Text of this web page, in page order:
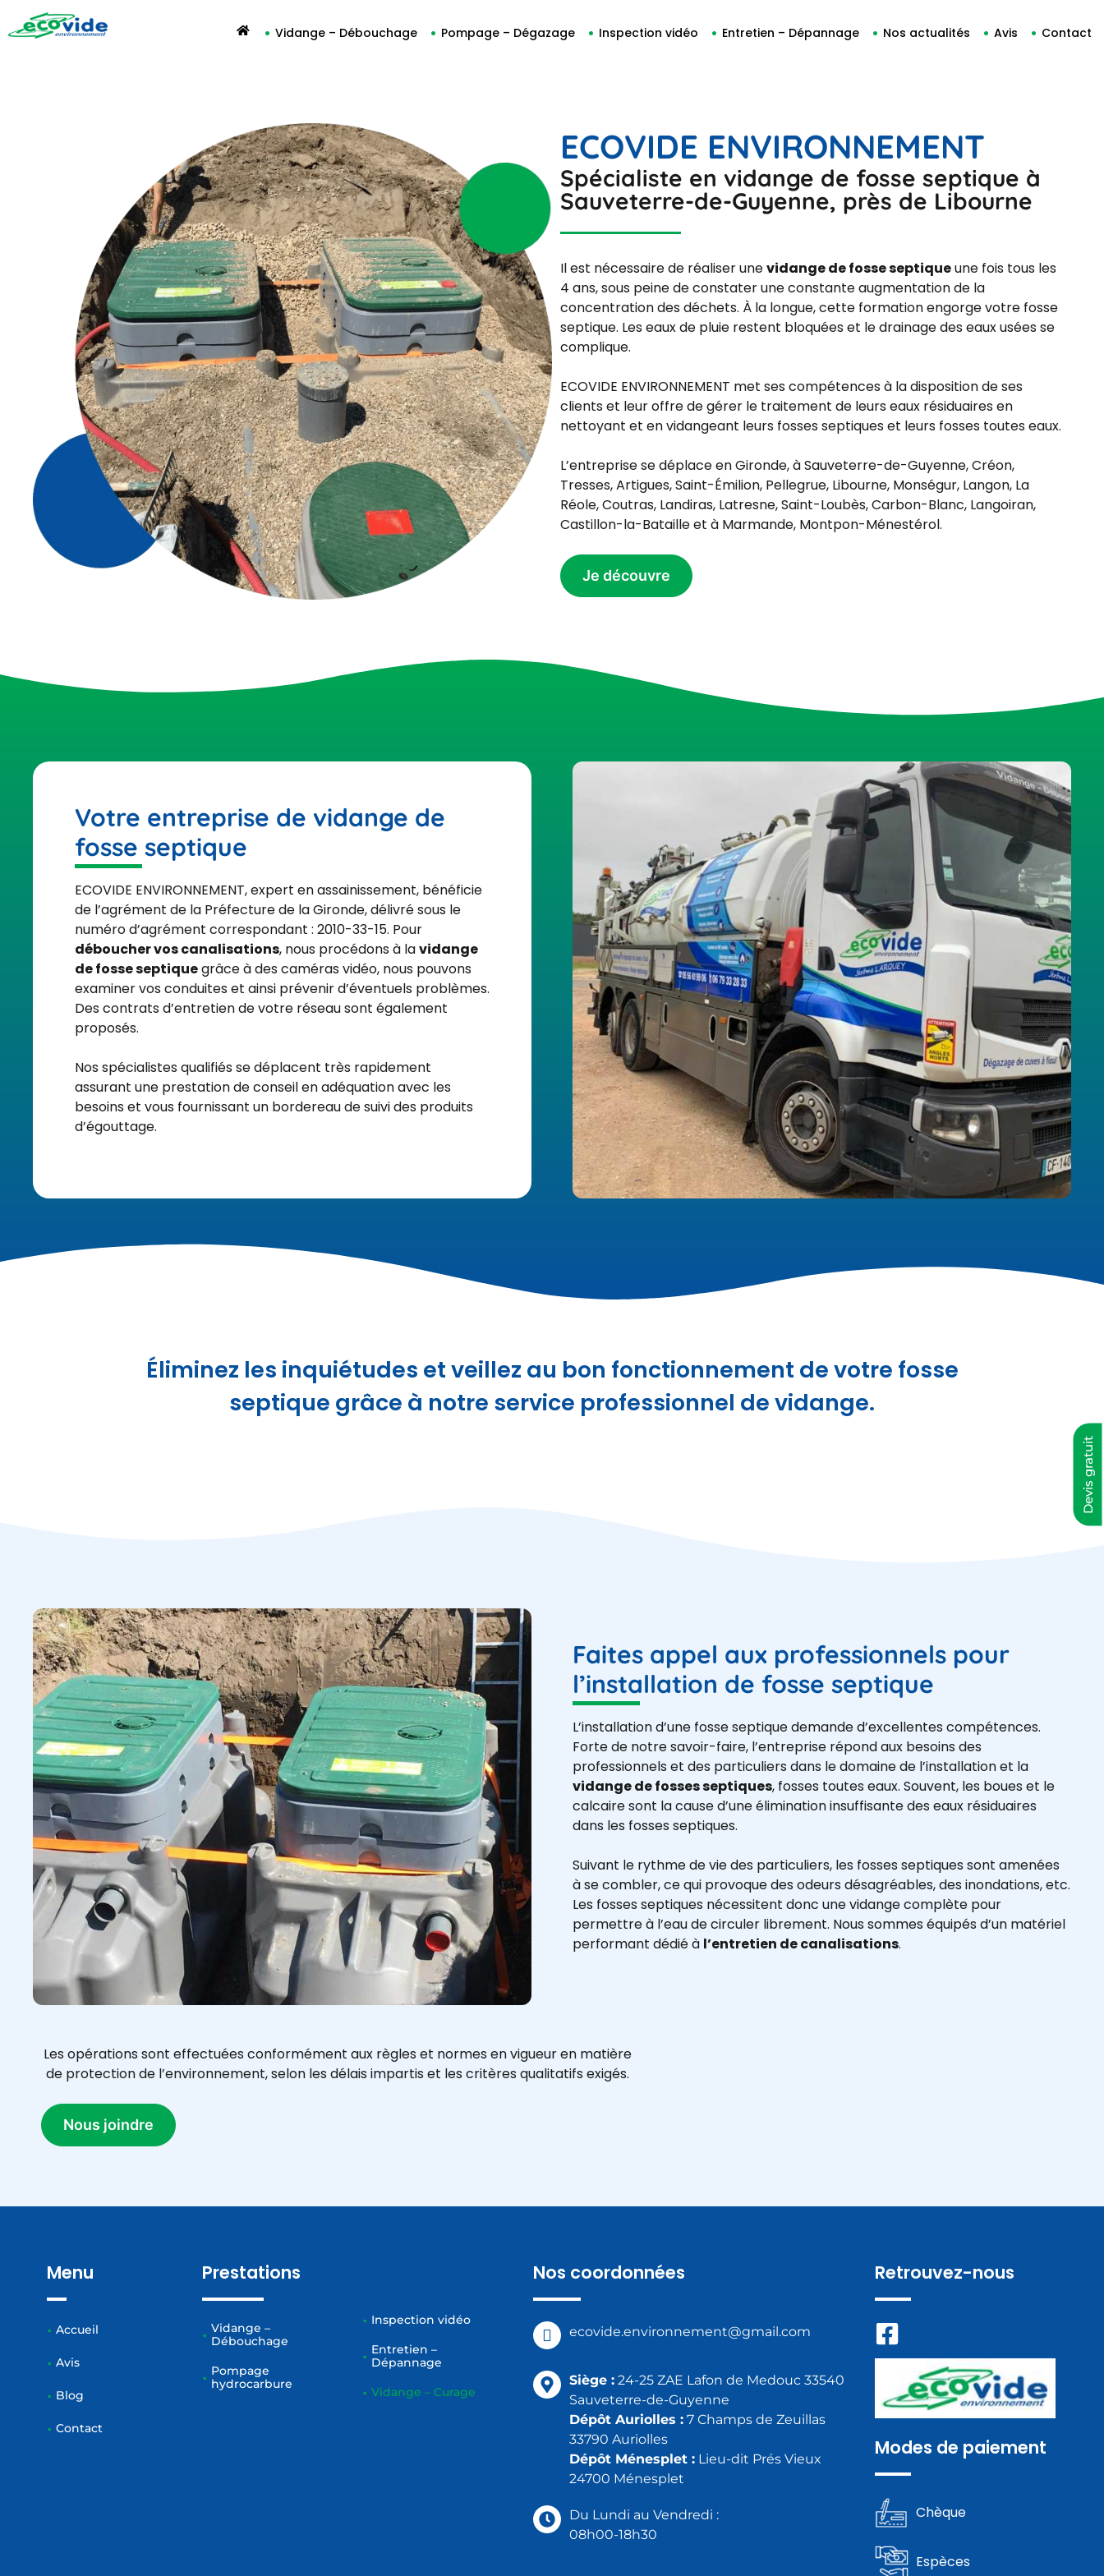
Vidange – Débouchage Pompage – Dégazage Inspection vidéo Entretien – Dépannage Nos actualités Avis Contact
ECOVIDE ENVIRONNEMENT
Spécialiste en vidange de fosse septique à
Sauveterre-de-Guyenne, près de Libourne
Il est nécessaire de réaliser unevidange de fosse septiqueune fois tous les
4 ans, sous peine de constater une constante augmentation de la
concentration des déchets. À la longue, cette formation engorge votre fosse
septique. Les eaux de pluie restent bloquées et le drainage des eaux usées se
complique.
ECOVIDE ENVIRONNEMENT met ses compétences à la disposition de ses
clients et leur offre de gérer le traitement de leurs eaux résiduaires en
nettoyant et en vidangeant leurs fosses septiques et leurs fosses toutes eaux.
L’entreprise se déplace en Gironde, à Sauveterre-de-Guyenne, Créon,
Tresses, Artigues, Saint-Émilion, Pellegrue, Libourne, Monségur, Langon, La
Réole, Coutras, Landiras, Latresne, Saint-Loubès, Carbon-Blanc, Langoiran,
Castillon-la-Bataille et à Marmande, Montpon-Ménestérol.
Je découvre
Votre entreprise de vidange de
fosse septique
ECOVIDE ENVIRONNEMENT, expert en assainissement, bénéficie
de l’agrément de la Préfecture de la Gironde, délivré sous le
numéro d’agrément correspondant : 2010-33-15. Pour
déboucher vos canalisations, nous procédons à lavidange
de fosse septiquegrâce à des caméras vidéo, nous pouvons
examiner vos conduites et ainsi prévenir d’éventuels problèmes.
Des contrats d’entretien de votre réseau sont également
proposés.
Nos spécialistes qualifiés se déplacent très rapidement
assurant une prestation de conseil en adéquation avec les
besoins et vous fournissant un bordereau de suivi des produits
d’égouttage.
Éliminez les inquiétudes et veillez au bon fonctionnement de votre fosse
septique grâce à notre service professionnel de vidange.
Faites appel aux professionnels pour
l’installation de fosse septique
L’installation d’une fosse septique demande d’excellentes compétences.
Forte de notre savoir-faire, l’entreprise répond aux besoins des
professionnels et des particuliers dans le domaine de l’installation et la
vidange de fosses septiques, fosses toutes eaux. Souvent, les boues et le
calcaire sont la cause d’une élimination insuffisante des eaux résiduaires
dans les fosses septiques.
Suivant le rythme de vie des particuliers, les fosses septiques sont amenées
à se combler, ce qui provoque des odeurs désagréables, des inondations, etc.
Les fosses septiques nécessitent donc une vidange complète pour
permettre à l’eau de circuler librement. Nous sommes équipés d’un matériel
performant dédié à l’entretien de canalisations.
Les opérations sont effectuées conformément aux règles et normes en vigueur en matière
de protection de l’environnement, selon les délais impartis et les critères qualitatifs exigés.
Nous joindre
Menu
Accueil
Avis
Blog
Contact
Prestations
Vidange –
Débouchage
Pompage
hydrocarbure
Inspection vidéo
Entretien –
Dépannage
Vidange – Curage
Nos coordonnées
ecovide.environnement@gmail.com
Siège : 24-25 ZAE Lafon de Medouc 33540
Sauveterre-de-Guyenne
Dépôt Auriolles : 7 Champs de Zeuillas
33790 Auriolles
Dépôt Ménesplet : Lieu-dit Prés Vieux
24700 Ménesplet
Du Lundi au Vendredi :
08h00-18h30
Retrouvez-nous
Modes de paiement
Chèque
Espèces
Devis gratuit